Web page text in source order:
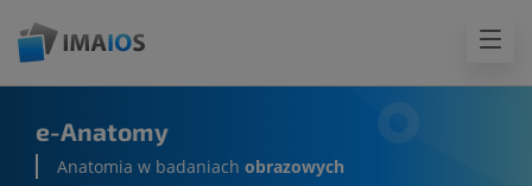
e-Anatomy
Anatomia w badaniach obrazowych